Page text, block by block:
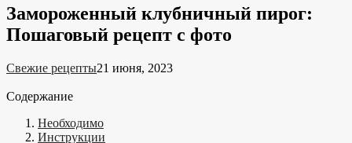
Замороженный клубничный пирог:
Пошаговый рецепт с фото
Свежие рецепты21 июня, 2023
Содержание
Необходимо
Инструкции